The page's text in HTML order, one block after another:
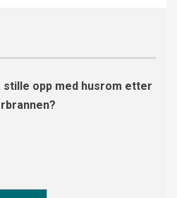
stille opp med husrom etter